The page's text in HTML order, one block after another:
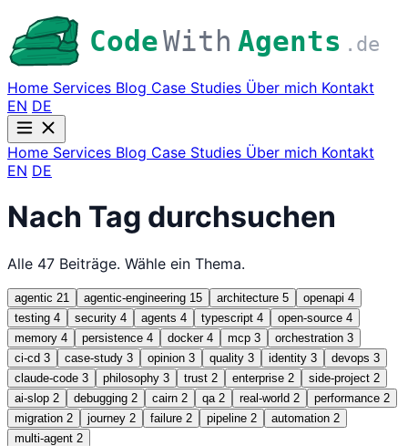
CodeWith Agents .de
Home Services Blog Case Studies Über mich Kontakt
EN DE
Home Services Blog Case Studies Über mich Kontakt
EN DE
Nach Tag durchsuchen
Alle 47 Beiträge. Wähle ein Thema.
agentic 21 agentic-engineering 15 architecture 5 openapi 4
testing 4 security 4 agents 4 typescript 4 open-source 4
memory 4 persistence 4 docker 4 mcp 3 orchestration 3
ci-cd 3 case-study 3 opinion 3 quality 3 identity 3 devops 3
claude-code 3 philosophy 3 trust 2 enterprise 2 side-project 2
ai-slop 2 debugging 2 cairn 2 qa 2 real-world 2 performance 2
migration 2 journey 2 failure 2 pipeline 2 automation 2
multi-agent 2